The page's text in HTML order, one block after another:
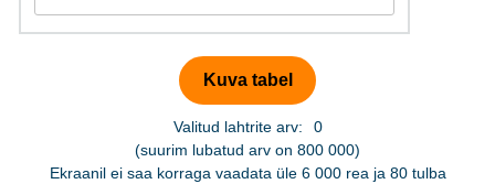
Valitud lahtrite arv:
0
(suurim lubatud arv on 800 000)
Ekraanil ei saa korraga vaadata üle 6 000 rea ja 80 tulba